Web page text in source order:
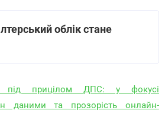
облік стане
під прицілом ДПС: у фокусі
даними та прозорість онлайн-